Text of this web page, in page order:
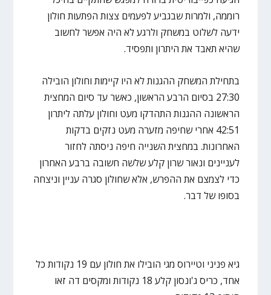
רוממה, ולמרות שבגביע לפעמים צצות הפתעות חולון
ידעה לשלוט במשחק ולרגע לא היה אפשר לחשוב
שהיא תאבד את היתרון ותפסיד.
בתחילת המשחק ההגנות לא היו קיימות וחולון הובילה
27:30 בסיום הרבע הראשון, כאשר עד סיום המחצית
הראשונה ההגנות התהדקו מעט וחולון עלתה ליתרון
42:51 אחרי שחיפה מזערה מעט נזקים בדקות
האחרונות. במחצית השנייה חיפה ניסתה לחזור
לעניינים ונאור שרון קלע שלשה חשובה ברבע האחרון
כדי לצמצם את ההפרש, אלא שחולון סגרה עניין וניצחה
בסופו של דבר.
גיא פניני וטיירוס מגי הובילו את חולון עם 19 נקודות כל
אחד, כריס ג'ונסון קלע 18 נקודות ומקסים דה זאו